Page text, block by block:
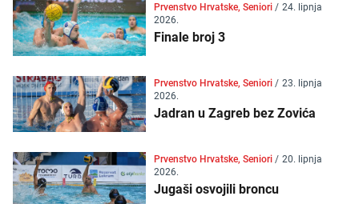
Prvenstvo Hrvatske, Seniori / 24. lipnja
2026.
Finale broj 3
Prvenstvo Hrvatske, Seniori / 23. lipnja
2026.
Jadran u Zagreb bez Zovića
Prvenstvo Hrvatske, Seniori / 20. lipnja
2026.
Jugaši osvojili broncu